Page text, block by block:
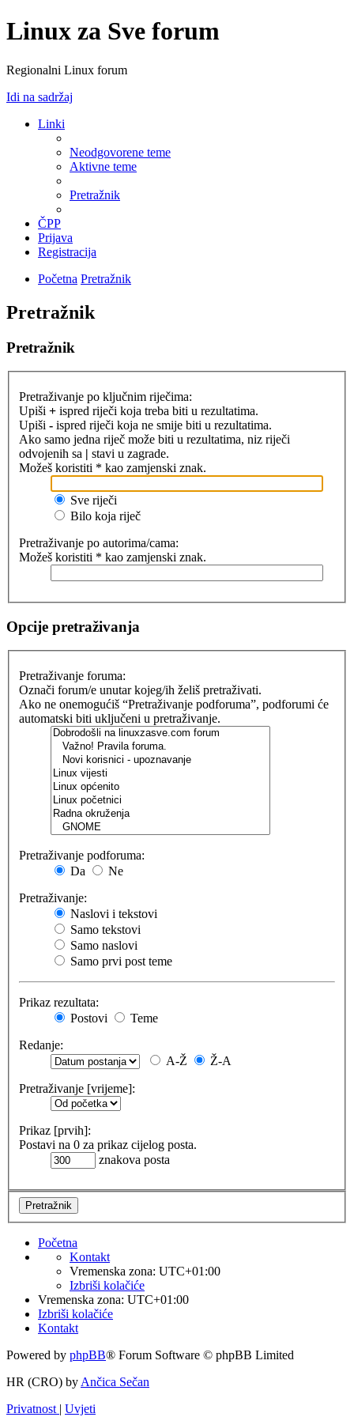
Linux za Sve forum
Regionalni Linux forum
Idi na sadržaj
Linki
Neodgovorene teme
Aktivne teme
Pretražnik
ČPP
Prijava
Registracija
Početna Pretražnik
Pretražnik
Pretražnik
Pretraživanje po ključnim riječima:
Upiši + ispred riječi koja treba biti u rezultatima.
Upiši - ispred riječi koja ne smije biti u rezultatima.
Ako samo jedna riječ može biti u rezultatima, niz riječi
odvojenih sa | stavi u zagrade.
Možeš koristiti * kao zamjenski znak.
Sve riječi
Bilo koja riječ
Pretraživanje po autorima/cama:
Možeš koristiti * kao zamjenski znak.
Opcije pretraživanja
Pretraživanje foruma:
Označi forum/e unutar kojeg/ih želiš pretraživati.
Ako ne onemogućiš “Pretraživanje podforuma”, podforumi će
automatski biti uključeni u pretraživanje.
Pretraživanje podforuma:
Da
Ne
Pretraživanje:
Naslovi i tekstovi
Samo tekstovi
Samo naslovi
Samo prvi post teme
Prikaz rezultata:
Postovi
Teme
Redanje:
A-Ž
Ž-A
Pretraživanje [vrijeme]:
Prikaz [prvih]:
Postavi na 0 za prikaz cijelog posta.
znakova posta
Početna
Kontakt
Vremenska zona: UTC+01:00
Izbriši kolačiće
Vremenska zona: UTC+01:00
Izbriši kolačiće
Kontakt
Powered by phpBB® Forum Software © phpBB Limited
HR (CRO) by Ančica Sečan
Privatnost | Uvjeti